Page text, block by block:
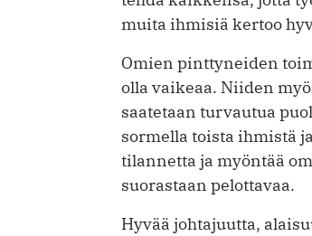
muita ihmisiä kertoo
Omien pinttyneiden
olla vaikeaa. Niiden
saatetaan turvautua
sormella toista ihmistä
tilannetta ja myöntää
suorastaan pelottavaa.
Hyvää johtajuutta,